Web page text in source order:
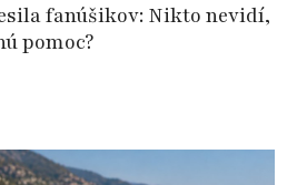
fanúšikov: Nikto nevidí,
pomoc?